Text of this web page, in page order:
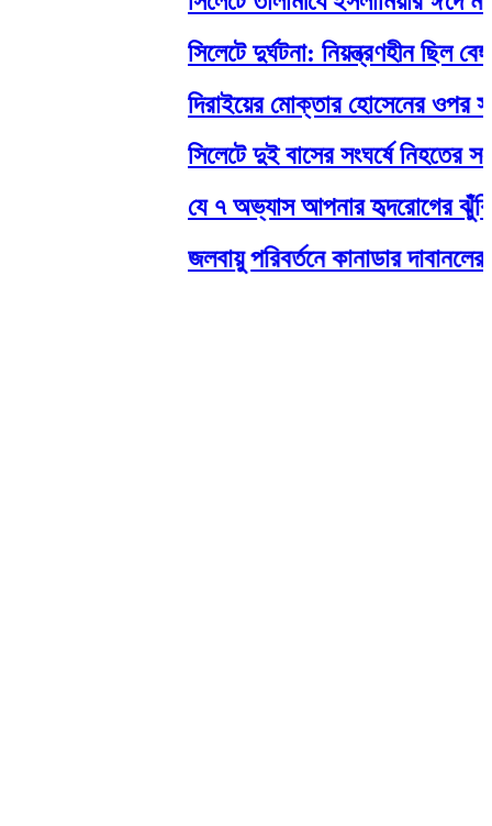
সিলেটে দুর্ঘটনা: নিয়ন্ত্রণহীন ছিল
দিরাইয়ের মোক্তার হোসেনের ওপর
সিলেটে দুই বাসের সংঘর্ষে নিহতের
যে ৭ অভ্যাস আপনার হৃদরোগের ঝুঁকি
জলবায়ু পরিবর্তনে কানাডার